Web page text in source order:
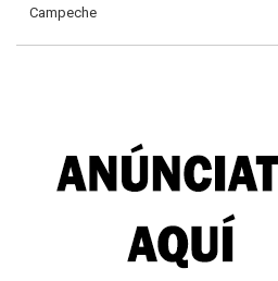
Campeche